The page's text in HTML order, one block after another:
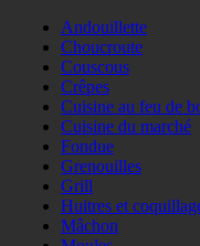
Andouillette
Choucroute
Couscous
Crêpes
Cuisine au feu de
Cuisine du marché
Fondue
Grenouilles
Grill
Huitres et
Mâchon